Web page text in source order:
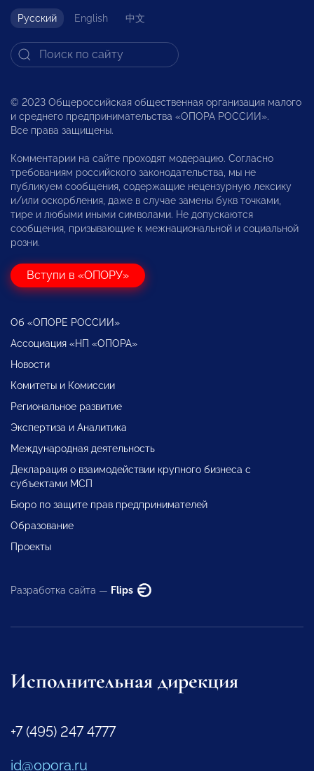
Русский English 中文
© 2023 Общероссийская общественная организация малого
и среднего предпринимательства «ОПОРА РОССИИ».
Все права защищены.
Комментарии на сайте проходят модерацию. Согласно
требованиям российского законодательства, мы не
публикуем сообщения, содержащие нецензурную лексику
и/или оскорбления, даже в случае замены букв точками,
тире и любыми иными символами. Не допускаются
сообщения, призывающие к межнациональной и социальной
розни.
Вступи в «ОПОРУ»
Об «ОПОРЕ РОССИИ»
Ассоциация «НП «ОПОРА»
Новости
Комитеты и Комиссии
Региональное развитие
Экспертиза и Аналитика
Международная деятельность
Декларация о взаимодействии крупного бизнеса с
субъектами МСП
Бюро по защите прав предпринимателей
Образование
Проекты
Разработка сайта — Flips
Исполнительная дирекция
+7 (495) 247 4777
id@opora.ru